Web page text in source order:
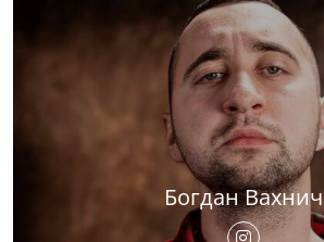
Богдан Вахнич